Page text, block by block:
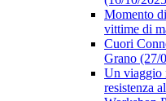
Momento
vittime di
Cuori
Grano (27/
Un viaggio
resistenza